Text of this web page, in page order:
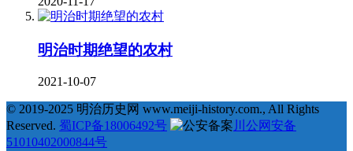
明治时期绝望的农村
2021-10-07
© 2019-2025 明治历史网 www.meiji-history.com., All Rights
Reserved. 蜀ICP备18006492号
川公网安备
51010402000844号